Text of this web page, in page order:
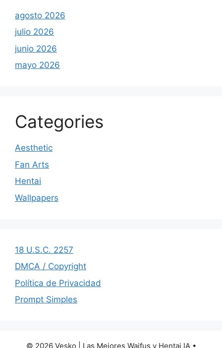
agosto 2026
julio 2026
junio 2026
mayo 2026
Categories
Aesthetic
Fan Arts
Hentai
Wallpapers
18 U.S.C. 2257
DMCA / Copyright
Política de Privacidad
Prompt Simples
© 2026 Vesko | Las Mejores Waifus y Hentai IA•